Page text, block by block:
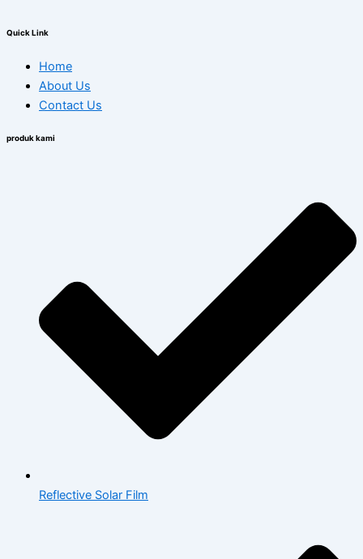
Quick Link
Home
About Us
Contact Us
produk kami
Reflective Solar Film